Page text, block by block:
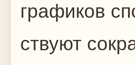
графиков
ствуют